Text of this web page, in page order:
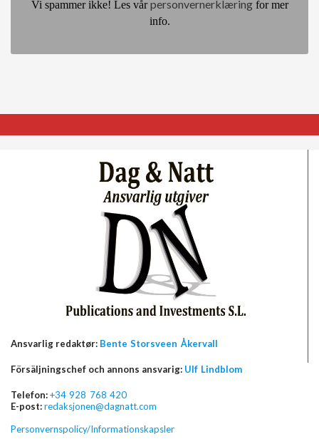
Vi spammer ikke! Les vårpersonvernerklæringfor mer
info.
Ansvarlig redaktør: Bente Storsveen Åkervall
Försäljningschef och annons ansvarig: Ulf Lindblom
Telefon:+34 928 768 420
E-post:redaksjonen@dagnatt.com
Personvernspolicy/Informationskapsler